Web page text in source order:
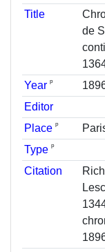
Title
de
Year ᵖ
Editor
Place ᵖ
Type ᵖ
Citation